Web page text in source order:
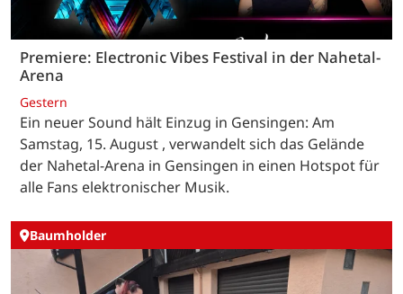
Premiere: Electronic Vibes Festival in der Nahetal-
Arena
Gestern
Ein neuer Sound hält Einzug in Gensingen: Am
Samstag, 15. August , verwandelt sich das Gelände
der Nahetal-Arena in Gensingen in einen Hotspot für
alle Fans elektronischer Musik.
Baumholder